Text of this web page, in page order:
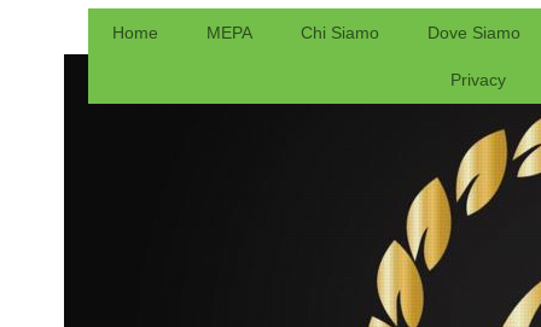
Home MEPA Chi Siamo Dove Siamo
Privacy